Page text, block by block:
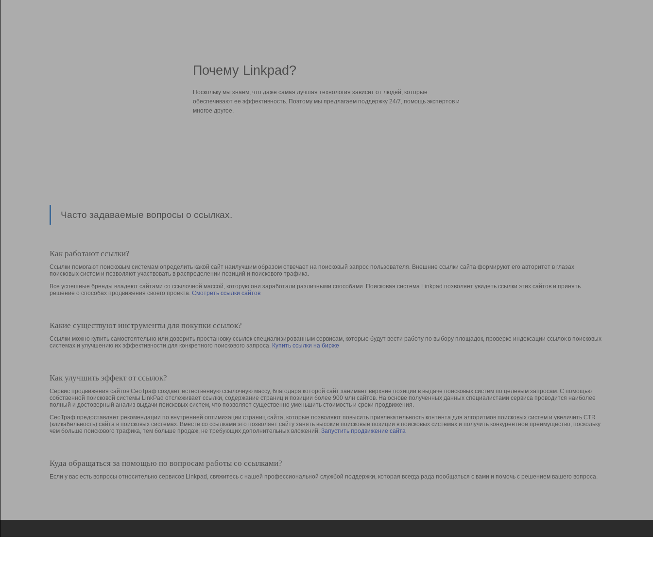
Почему Linkpad?
Поскольку мы знаем, что даже самая лучшая технология зависит от людей, которые
обеспечивают ее эффективность. Поэтому мы предлагаем поддержку 24/7, помощь экспертов и
многое другое.
Часто задаваемые вопросы о ссылках.
Как работают ссылки?
Ссылки помогают поисковым системам определить какой сайт наилучшим образом отвечает на поисковый запрос пользователя. Внешние ссылки сайта формируют его авторитет в глазах
поисковых систем и позволяют участвовать в раcпределении позиций и поискового трафика.
Все успешные бренды владеют сайтами со ссылочной массой, которую они заработали различными способами. Поисковая система Linkpad позволяет увидеть ссылки этих сайтов и принять
решение о способах продвижения своего проекта. Смотреть ссылки сайтов
Какие существуют инструменты для покупки ссылок?
Ссылки можно купить самостоятельно или доверить простановку ссылок специализированным сервисам, которые будут вести работу по выбору площадок, проверке индексации ссылок в поисковых
системах и улучшению их эффективности для конкретного поискового запроса. Купить ссылки на бирже
Как улучшить эффект от ссылок?
Сервис продвижения сайтов СеоТраф создает естественную ссылочную массу, благодаря которой сайт занимает верхние позиции в выдаче поисковых систем по целевым запросам. С помощью
собственной поисковой системы LinkPad отслеживает ссылки, содержание страниц и позиции более 900 млн сайтов. На основе полученных данных специалистами сервиса проводится наиболее
полный и достоверный анализ выдачи поисковых систем, что позволяет существенно уменьшить стоимость и сроки продвижения.
СеоТраф предоставляет рекомендации по внутренней оптимизации страниц сайта, которые позволяют повысить привлекательность контента для алгоритмов поисковых систем и увеличить CTR
(кликабельность) сайта в поисковых системах. Вместе со ссылками это позволяет сайту занять высокие поисковые позиции в поисковых системах и получить конкурентное преимущество, поскольку
чем больше поискового трафика, тем больше продаж, не требующих дополнительных вложений. Запустить продвижение сайта
Куда обращаться за помощью по вопросам работы со ссылками?
Если у вас есть вопросы относительно сервисов Linkpad, свяжитесь с нашей профессиональной службой поддержки, которая всегда рада пообщаться с вами и помочь с решением вашего вопроса.